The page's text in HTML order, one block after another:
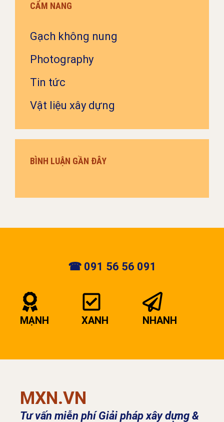
CẨM NANG
Gạch không nung
Photography
Tin tức
Vật liệu xây dựng
BÌNH LUẬN GẦN ĐÂY
☎ 091 56 56 091
MẠNH XANH NHANH
MXN.VN
Tư vấn miễn phí Giải pháp xây dựng &